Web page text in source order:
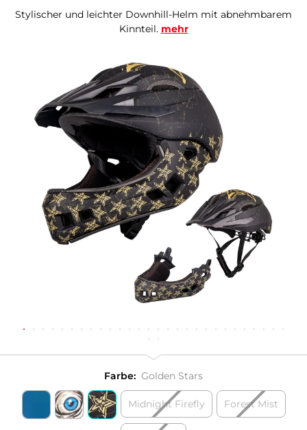
Stylischer und leichter Downhill-Helm mit abnehmbarem
Kinnteil. mehr
Farbe: Golden Stars
Midnight Firefly Forest Mist